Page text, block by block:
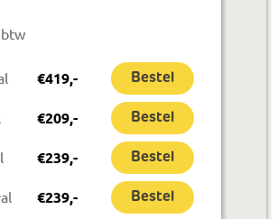
€419,- Bestel
€209,- Bestel
€239,- Bestel
€239,- Bestel